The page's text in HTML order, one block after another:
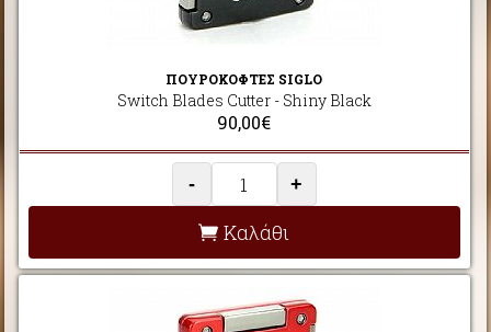
ΠΟΥΡΟΚΟΦΤΕΣ SIGLO
Switch Blades Cutter - Shiny Black
90,00€
- +
Καλάθι